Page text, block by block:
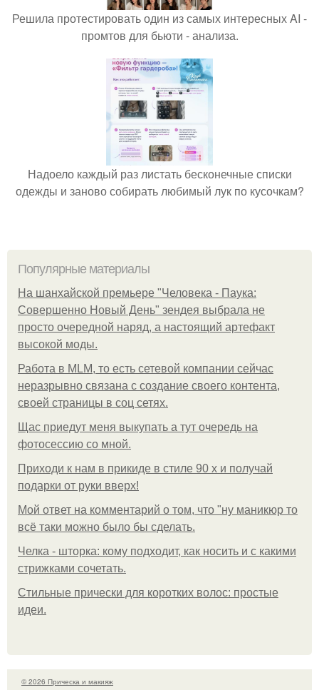
Решила протестировать один из самых интересных AI -
промтов для бьюти - анализа.
Надоело каждый раз листать бесконечные списки
одежды и заново собирать любимый лук по кусочкам?
Популярные материалы
На шанхайской премьере "Человека - Паука:
Совершенно Новый День" зендея выбрала не
просто очередной наряд, а настоящий артефакт
высокой моды.
Работа в MLM, то есть сетевой компании сейчас
неразрывно связана с создание своего контента,
своей страницы в соц сетях.
Щас приедут меня выкупать а тут очередь на
фотосессию со мной.
Приходи к нам в прикиде в стиле 90 х и получай
подарки от руки вверх!
Мой ответ на комментарий о том, что "ну маникюр то
всё таки можно было бы сделать.
Челка - шторка: кому подходит, как носить и с какими
стрижками сочетать.
Стильные прически для коротких волос: простые
идеи.
© 2026 Прическа и макияж